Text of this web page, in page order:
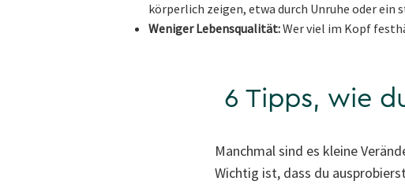
körperlich zeigen, etwa durch Unruhe oder ein
Weniger Lebensqualität:Wer viel im Kopf
6 Tipps, wie
Manchmal sind es kleine
Wichtig ist, dass du